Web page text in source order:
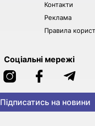
Контакти
Реклама
Правила
Соціальні мережі
Підписатись на новини